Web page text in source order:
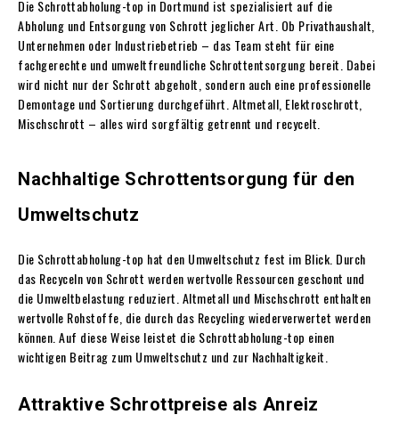
Die Schrottabholung-top in Dortmund ist spezialisiert auf die
Abholung und Entsorgung von Schrott jeglicher Art. Ob Privathaushalt,
Unternehmen oder Industriebetrieb – das Team steht für eine
fachgerechte und umweltfreundliche Schrottentsorgung bereit. Dabei
wird nicht nur der Schrott abgeholt, sondern auch eine professionelle
Demontage und Sortierung durchgeführt. Altmetall, Elektroschrott,
Mischschrott – alles wird sorgfältig getrennt und recycelt.
Nachhaltige Schrottentsorgung für den
Umweltschutz
Die Schrottabholung-top hat den Umweltschutz fest im Blick. Durch
das Recyceln von Schrott werden wertvolle Ressourcen geschont und
die Umweltbelastung reduziert. Altmetall und Mischschrott enthalten
wertvolle Rohstoffe, die durch das Recycling wiederverwertet werden
können. Auf diese Weise leistet die Schrottabholung-top einen
wichtigen Beitrag zum Umweltschutz und zur Nachhaltigkeit.
Attraktive Schrottpreise als Anreiz